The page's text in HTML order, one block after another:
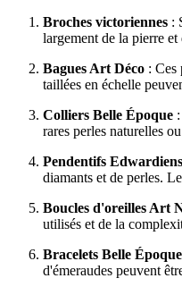
Broches victoriennes :
largement de la pierre
Bagues Art Déco : Ces
taillées en échelle
Colliers Belle Époque
rares perles naturelles
Pendentifs Edwardiens
diamants et de perles.
Boucles d'oreilles Art
utilisés et de la
Bracelets Belle Époque
d'émeraudes peuvent